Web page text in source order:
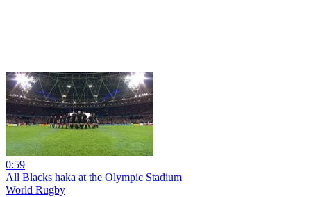
0:59
All Blacks haka at the Olympic Stadium
World Rugby